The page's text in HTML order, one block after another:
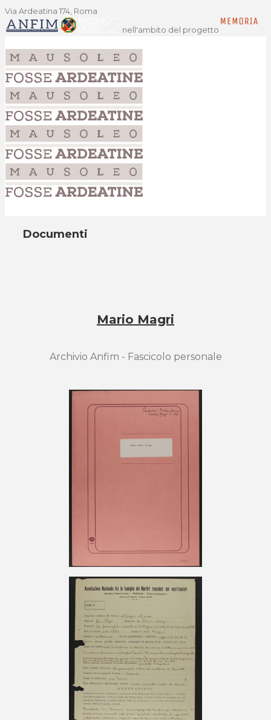
Via Ardeatina 174, Roma
nell'ambito del progetto
Documenti
Mario Magri
Archivio Anfim - Fascicolo personale